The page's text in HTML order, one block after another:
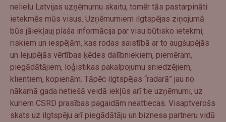
nelielu Latvijas uzņēmumu skaitu, tomēr tās pastarpināti
ietekmēs mūs visus. Uzņēmumiem ilgtspējas ziņojumā
būs jāiekļauj plaša informācija par visu būtisko ietekmi,
riskiem un iespējām, kas rodas saistībā ar to augšupējās
un lejupējās vērtības ķēdes dalībniekiem, piemēram,
piegādātājiem, loģistikas pakalpojumu sniedzējiem,
klientiem, kopienām. Tāpēc ilgtspējas “radarā” jau no
nākamā gada netiešā veidā iekļūs arī tie uzņēmumi, uz
kuriem CSRD prasības pagaidām neattiecas. Visaptverošs
skats uz ilgtspēju arī piegādātāju un biznesa partneru vidū